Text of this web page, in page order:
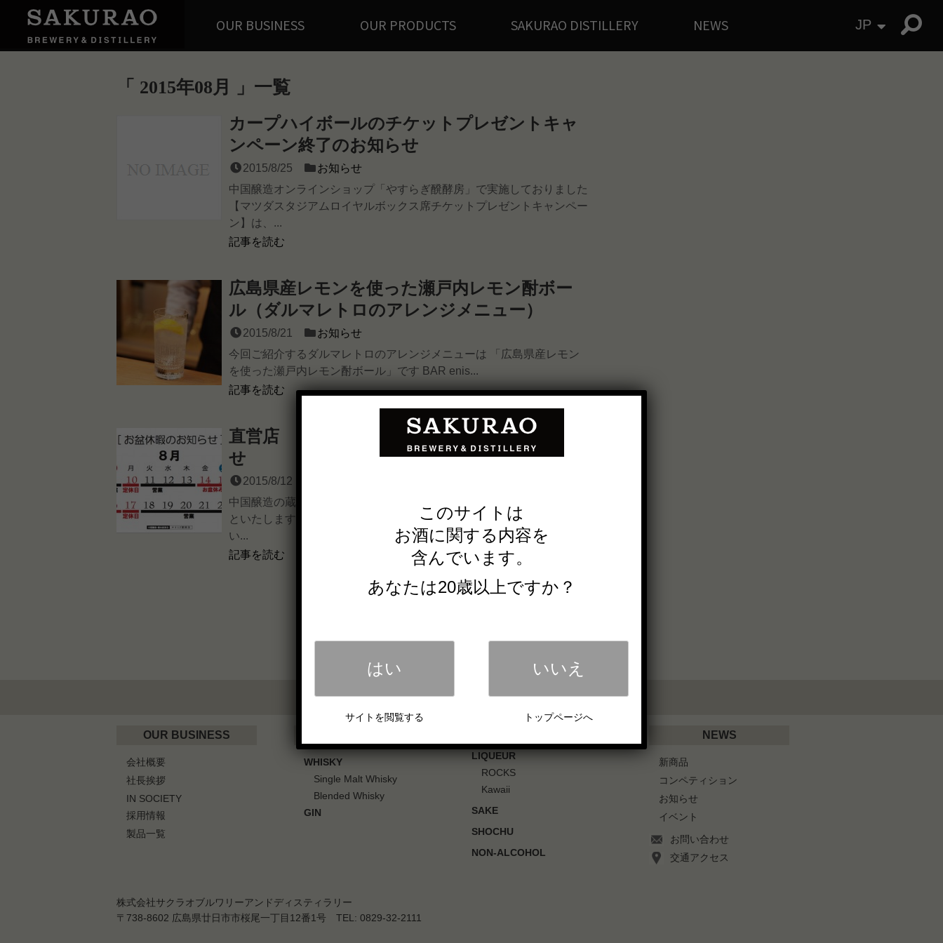
OUR BUSINESS OUR PRODUCTS SAKURAO DISTILLERY NEWS JP
2015年08月 一覧
カープハイボールのチケットプレゼントキャ
ンペーン終了のお知らせ
2015/8/25
お知らせ
中国醸造オンラインショップ「やすらぎ醗酵房」で実施しておりました
【マツダスタジアムロイヤルボックス席チケットプレゼントキャンペー
ン】は、...
記事を読む
広島県産レモンを使った瀬戸内レモン酎ボー
ル（ダルマレトロのアレンジメニュー）
2015/8/21
お知らせ
今回ご紹介するダルマレトロのアレンジメニューは 「広島県産レモン
を使った瀬戸内レモン酎ボール」です BAR enis...
記事を読む
直営店 やすらぎ醗酵房 お盆休暇のお知ら
せ
2015/8/12
中国醸造の蔵元直営店、やすらぎ醗酵房では 下記の日程にてお盆休暇
といたします。 ご迷惑をおかけいたしますが どうぞよろしくお願い
い...
記事を読む
OUR BUSINESS
会社概要
社長挨拶
IN SOCIETY
採用情報
製品一覧
WHISKY
Single Malt Whisky
Blended Whisky
GIN
LIQUEUR
ROCKS
Kawaii
SAKE
SHOCHU
NON-ALCOHOL
NEWS
新商品
コンペティション
お知らせ
イベント
お問い合わせ
交通アクセス
株式会社サクラオブルワリーアンドディスティラリー
〒738-8602 広島県廿日市市桜尾一丁目12番1号 TEL: 0829-32-2111
このサイトは
お酒に関する内容を
含んでいます。
あなたは20歳以上ですか？
はい
サイトを閲覧する
いいえ
トップページへ